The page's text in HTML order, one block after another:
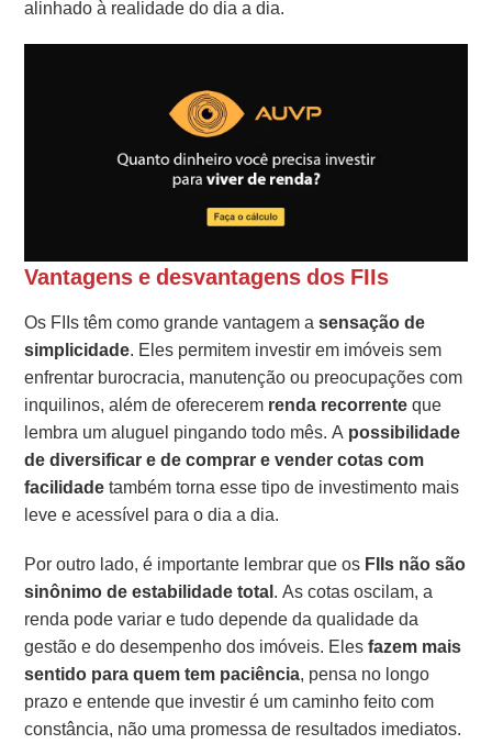
alinhado à realidade do dia a dia.
Vantagens e desvantagens dos FIIs
Os FIIs têm como grande vantagem asensação de
simplicidade. Eles permitem investir em imóveis sem
enfrentar burocracia, manutenção ou preocupações com
inquilinos, além de oferecerem renda recorrenteque
lembra um aluguel pingando todo mês. A possibilidade
de diversificar e de comprar e vender cotas com
facilidadetambém torna esse tipo de investimento mais
leve e acessível para o dia a dia.
Por outro lado, é importante lembrar que os FIIs não são
sinônimo de estabilidade total. As cotas oscilam, a
renda pode variar e tudo depende da qualidade da
gestão e do desempenho dos imóveis. Elesfazem mais
sentido para quem tem paciência, pensa no longo
prazo e entende que investir é um caminho feito com
constância, não uma promessa de resultados imediatos.